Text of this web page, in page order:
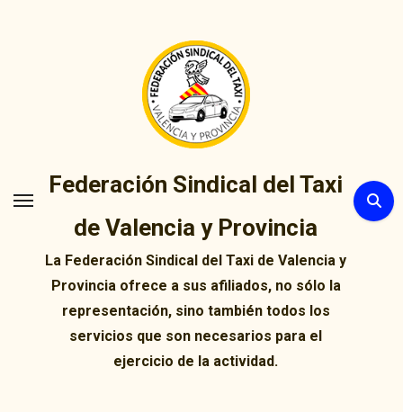
Federación Sindical del Taxi
de Valencia y Provincia
La Federación Sindical del Taxi de Valencia y
Provincia ofrece a sus afiliados, no sólo la
representación, sino también todos los
servicios que son necesarios para el
ejercicio de la actividad.